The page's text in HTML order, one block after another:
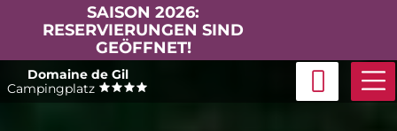
SAISON 2026:
RESERVIERUNGEN SIND
GEÖFFNET!
Domaine de Gil
Campingplatz
Skip
to